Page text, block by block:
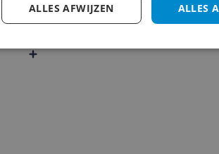
ALLES
ALLES AFWIJZEN